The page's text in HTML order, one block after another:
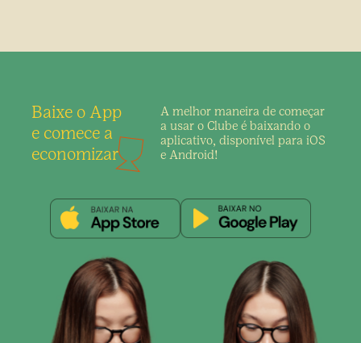
Baixe o App
e comece a
economizar
A melhor maneira de começar
a usar o Clube é baixando o
aplicativo, disponível para iOS
e Android!